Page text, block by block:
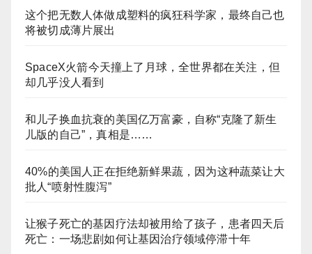
这个把无数人体做成塑料的疯狂科学家，最终自己也
将被切成薄片展出
SpaceX火箭今天撞上了月球，全世界都在关注，但
却几乎没人看到
和儿子换血抗衰的美国亿万富豪，自称“克隆了新生
儿版的自己”，真相是……
40%的美国人正在拒绝新鲜果蔬，因为这种蔬菜让大
批人“喷射性腹泻”
让猴子死亡的基因疗法却被用给了孩子，患者四天后
死亡：一场悲剧如何让基因治疗领域停滞十年